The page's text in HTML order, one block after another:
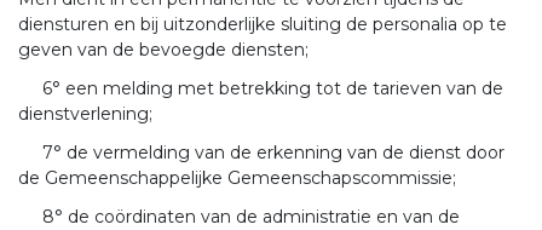
diensturen en bij uitzonderlijke sluiting de personalia op te
geven van de bevoegde diensten;
6° een melding met betrekking tot de tarieven van de
dienstverlening;
7° de vermelding van de erkenning van de dienst door
de Gemeenschappelijke Gemeenschapscommissie;
8° de coördinaten van de administratie en van de